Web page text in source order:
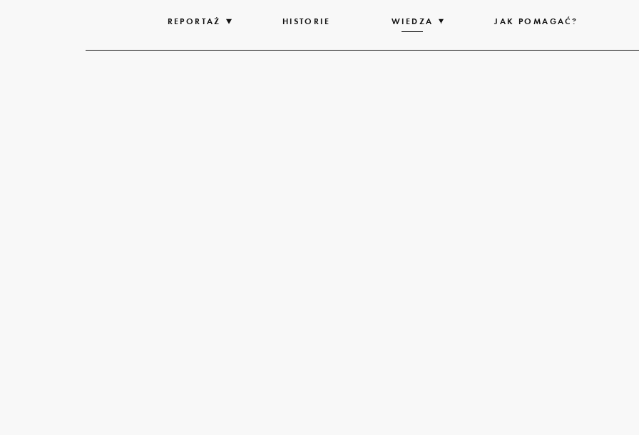
REPORTAŻ
ROZWIŃ
HISTORIE WIEDZA
ROZWIŃ
JAK POMAGAĆ?